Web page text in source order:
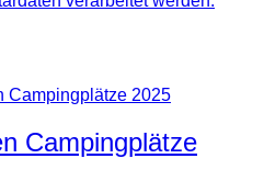
Campingplätze